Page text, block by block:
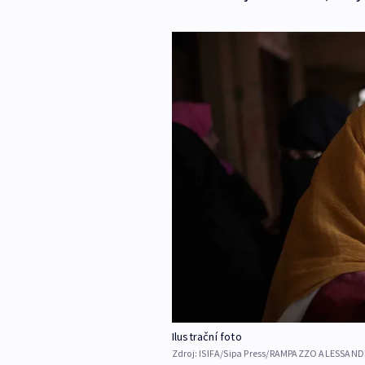
Ilustrační foto
Zdroj: ISIFA/Sipa Press/RAMPAZZO